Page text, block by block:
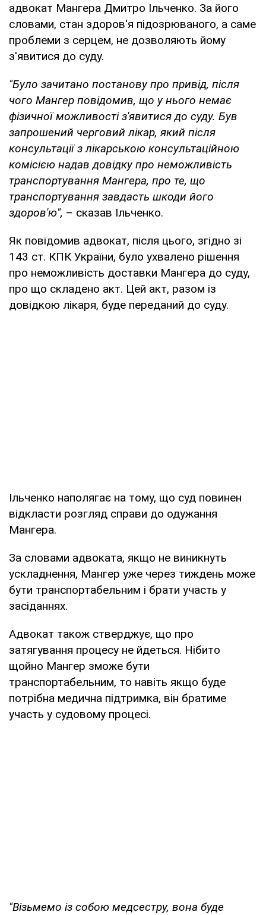
адвокат Мангера Дмитро Ільченко. За його
словами, стан здоров'я підозрюваного, а саме
проблеми з серцем, не дозволяють йому
з'явитися до суду.
"Було зачитано постанову про привід, після
чого Мангер повідомив, що у нього немає
фізичної можливості з'явитися до суду. Був
запрошений черговий лікар, який після
консультації з лікарською консультаційною
комісією надав довідку про неможливість
транспортування Мангера, про те, що
транспортування завдасть шкоди його
здоров'ю", – сказав Ільченко.
Як повідомив адвокат, після цього, згідно зі
143 ст. КПК України, було ухвалено рішення
про неможливість доставки Мангера до суду,
про що складено акт. Цей акт, разом із
довідкою лікаря, буде переданий до суду.
Ільченко наполягає на тому, що суд повинен
відкласти розгляд справи до одужання
Мангера.
За словами адвоката, якщо не виникнуть
ускладнення, Мангер уже через тиждень може
бути транспортабельним і брати участь у
засіданнях.
Адвокат також стверджує, що про
затягування процесу не йдеться. Нібито
щойно Мангер зможе бути
транспортабельним, то навіть якщо буде
потрібна медична підтримка, він братиме
участь у судовому процесі.
"Візьмемо із собою медсестру, вона буде